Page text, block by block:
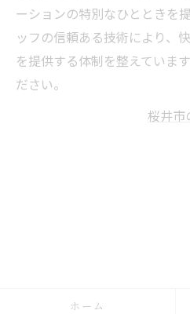
ーションの特別なひとときを
ッフの信頼ある技術により、
を提供する体制を整えていま
ださい。
桜井市
ホーム